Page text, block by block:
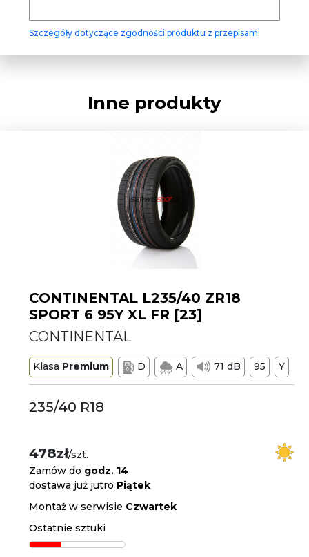
Szczegóły dotyczące zgodności produktu z przepisami
Inne produkty
CONTINENTAL L235/40 ZR18
SPORT 6 95Y XL FR [23]
CONTINENTAL
Klasa Premium D A 71 dB 95 Y
235/40 R18
478zł/szt.
Zamów do godz. 14
dostawa już jutro Piątek
Montaż w serwisie Czwartek
Ostatnie sztuki